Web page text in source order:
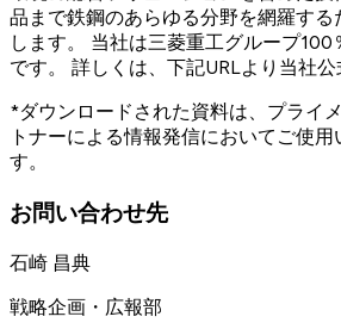
品まで鉄鋼のあらゆる分野を網羅す
します。 当社は三菱重工グループ
です。 詳しくは、下記URLより当社
*ダウンロードされた資料は、プライ
トナーによる情報発信においてご使
す。
お問い合わせ先
石崎 昌典
戦略企画・広報部